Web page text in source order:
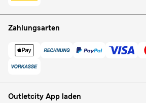
Zahlungsarten
Outletcity App laden